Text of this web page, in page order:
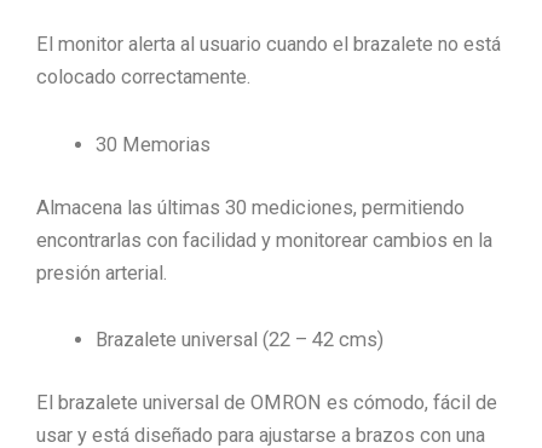
El monitor alerta al usuario cuando el brazalete no está
colocado correctamente.
30 Memorias
Almacena las últimas 30 mediciones, permitiendo
encontrarlas con facilidad y monitorear cambios en la
presión arterial.
Brazalete universal (22 – 42 cms)
El brazalete universal de OMRON es cómodo, fácil de
usar y está diseñado para ajustarse a brazos con una